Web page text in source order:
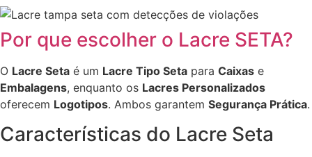
Por que escolher o Lacre SETA?
O Lacre Seta é um Lacre Tipo Seta para Caixas e
Embalagens, enquanto os Lacres Personalizados
oferecem Logotipos. Ambos garantem Segurança Prática.
Características do Lacre Seta